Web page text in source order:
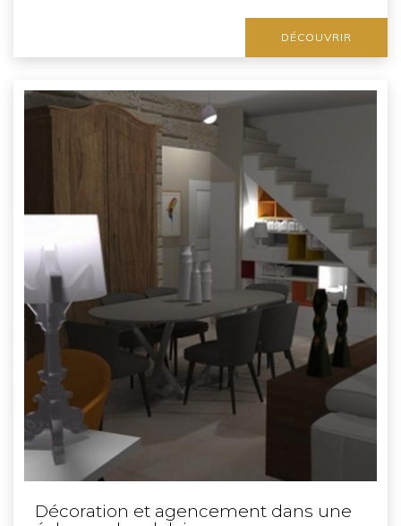
DÉCOUVRIR
Décoration et agencement dans une